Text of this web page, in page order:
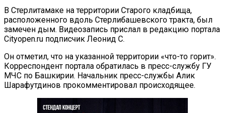
В Стерлитамаке на территории Старого кладбища,
расположенного вдоль Стерлибашевского тракта, был
замечен дым. Видеозапись прислал в редакцию портала
Cityopen.ru подписчик Леонид С.
Он отметил, что на указанной территории «что-то горит».
Корреспондент портала обратилась в пресс-службу ГУ
МЧС по Башкирии. Начальник пресс-службы Алик
Шарафутдинов прокомментировал происходящее.